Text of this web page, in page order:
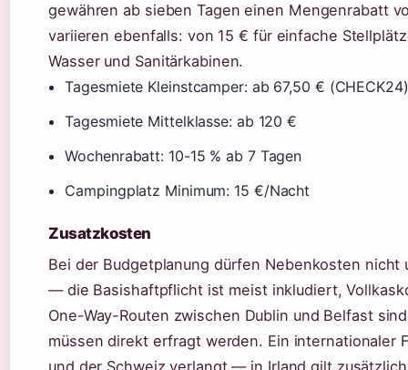
gewähren ab sieben Tagen einen Mengenrabatt
variieren ebenfalls: von 15 € für einfache
Wasser und Sanitärkabinen.
Tagesmiete Kleinstcamper: ab 67,50 € (CHECK24)
Tagesmiete Mittelklasse: ab 120 €
Wochenrabatt: 10-15 % ab 7 Tagen
Campingplatz Minimum: 15 €/Nacht
Zusatzkosten
Bei der Budgetplanung dürfen Nebenkosten
— die Basishaftpflicht ist meist inkludiert,
One-Way-Routen zwischen Dublin und Belfast
müssen direkt erfragt werden. Ein internationaler